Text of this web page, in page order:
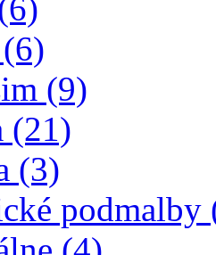
(9)
(21)
(3)
podmalby